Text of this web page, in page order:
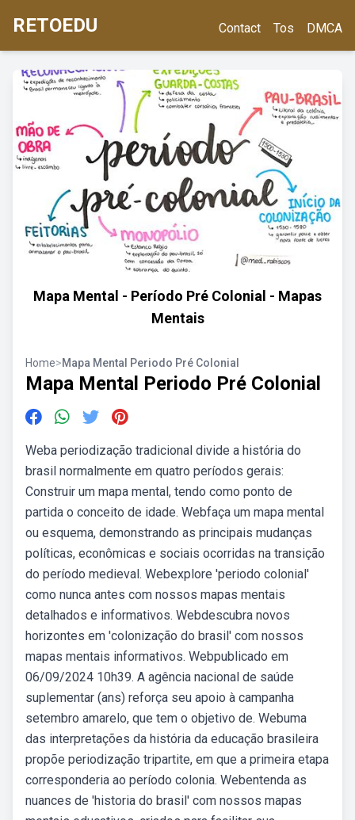
RETOEDU Contact Tos DMCA
Mapa Mental - Período Pré Colonial - Mapas
Mentais
Home>Mapa Mental Periodo Pré Colonial
Mapa Mental Periodo Pré Colonial
Weba periodização tradicional divide a história do
brasil normalmente em quatro períodos gerais:
Construir um mapa mental, tendo como ponto de
partida o conceito de idade. Webfaça um mapa mental
ou esquema, demonstrando as principais mudanças
políticas, econômicas e sociais ocorridas na transição
do período medieval. Webexplore 'periodo colonial'
como nunca antes com nossos mapas mentais
detalhados e informativos. Webdescubra novos
horizontes em 'colonização do brasil' com nossos
mapas mentais informativos. Webpublicado em
06/09/2024 10h39. A agência nacional de saúde
suplementar (ans) reforça seu apoio à campanha
setembro amarelo, que tem o objetivo de. Webuma
das interpretações da história da educação brasileira
propõe periodização tripartite, em que a primeira etapa
corresponderia ao período colonia. Webentenda as
nuances de 'historia do brasil' com nossos mapas